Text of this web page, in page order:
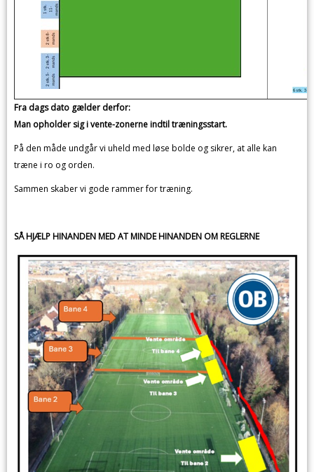
Fra dags dato gælder derfor:
Man opholder sig i vente-zonerne indtil træningsstart.
På den måde undgår vi uheld med løse bolde og sikrer, at alle kan
træne i ro og orden.
Sammen skaber vi gode rammer for træning.
SÅ HJÆLP HINANDEN MED AT MINDE HINANDEN OM REGLERNE